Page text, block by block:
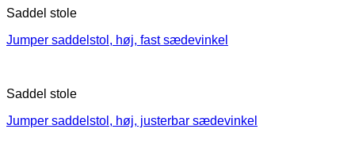
Saddel stole
Jumper saddelstol, høj, fast sædevinkel
Saddel stole
Jumper saddelstol, høj, justerbar sædevinkel